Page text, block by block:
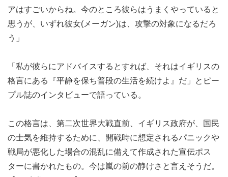
アはすごいからね。今のところ彼らはうまくやっていると
思うが、いずれ彼女(メーガン)は、攻撃の対象になるだろ
う」
「私が彼らにアドバイスするとすれば、それはイギリスの
格言にある『平静を保ち普段の生活を続けよ』だ」とピー
プル誌のインタビューで語っている。
この格言は、第二次世界大戦直前、イギリス政府が、国民
の士気を維持するために、開戦時に想定されるパニックや
戦局が悪化した場合の混乱に備えて作成された宣伝ポス
ターに書かれたもの。今は嵐の前の静けさと言えそうだ。